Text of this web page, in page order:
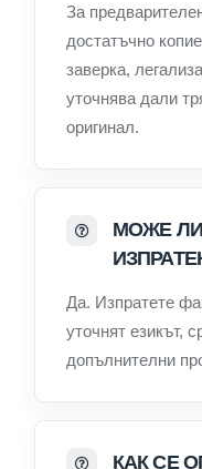
За
достатъчно
заверка,
уточнява дали
оригинал.
МОЖЕ
Да. Изпратете
уточнят езикът,
допълнителни
КАК СЕ